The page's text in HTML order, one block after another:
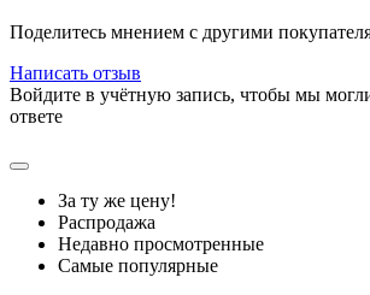
Поделитесь мнением с другими
Написать отзыв
Войдите в учётную запись, чтобы мы
ответе
За ту же цену!
Распродажа
Недавно просмотренные
Самые популярные